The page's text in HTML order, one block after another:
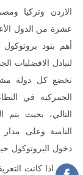
الاردن وتركيا
عشرة من الدول
أهم بنود
لتبادل الافضليات
الجمركية في
التالي، بحيث
النامية وعلى
دخول البروتوكول